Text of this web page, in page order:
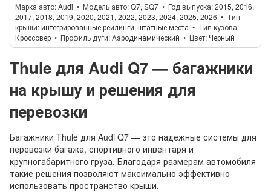
Марка авто Audi Модель авто Q7, SQ7 Год выпуска 2015, 2016,
2017, 2018, 2019, 2020, 2021, 2022, 2023, 2024, 2025, 2026
Тип
крыши интегрированные рейлинги, штатные места
Тип кузова
Кроссовер
Профиль дуги Аэродинамический Цвет Черный
Thule для Audi Q7 — багажники
на крышу и решения для
перевозки
Багажники Thule для Audi Q7 — это надежные системы для
перевозки багажа, спортивного инвентаря и
крупногабаритного груза. Благодаря размерам автомобиля
такие решения позволяют максимально эффективно
использовать пространство крыши.